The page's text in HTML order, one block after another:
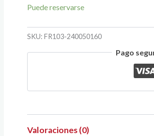
Puede reservarse
SKU: FR103-240050160
Pago
Valoraciones (0)